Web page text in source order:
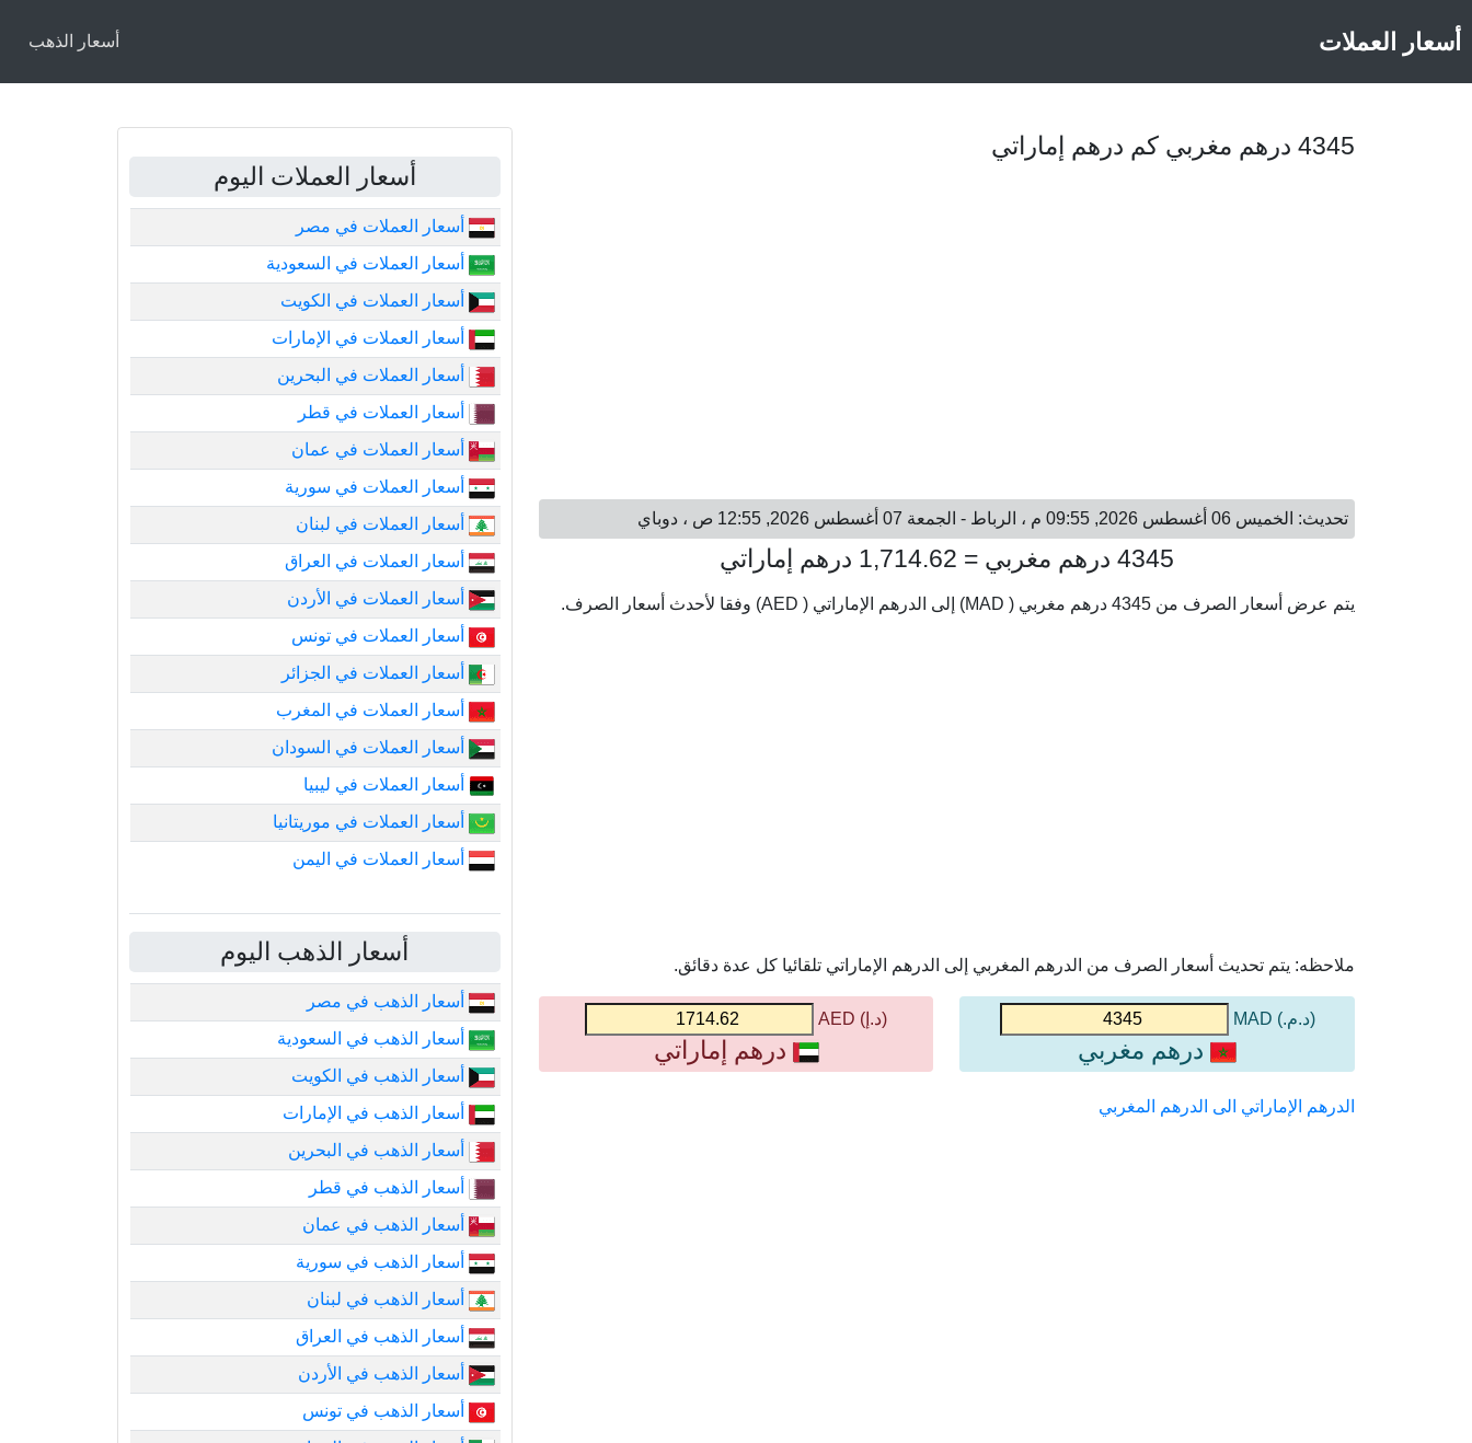
أسعار العملات أسعار الذهب
4345 درهم مغربي كم درهم إماراتي
تحديث: الخميس 06 أغسطس 2026, 09:55 م ، الرباط - الجمعة 07 أغسطس 2026, 12:55 ص ، دوباي
4345 درهم مغربي = 1,714.62 درهم إماراتي
يتم عرض أسعار الصرف من 4345 درهم مغربي ( MAD) إلى الدرهم الإماراتي ( AED) وفقا لأحدث أسعار الصرف.
ملاحظه: يتم تحديث أسعار الصرف من الدرهم المغربي إلى الدرهم الإماراتي تلقائيا كل عدة دقائق.
(د.م.) MAD
درهم مغربي
(د.إ) AED
درهم إماراتي
الدرهم الإماراتي الى الدرهم المغربي
أسعار العملات اليوم
أسعار العملات في مصر
أسعار العملات في السعودية
أسعار العملات في الكويت
أسعار العملات في الإمارات
أسعار العملات في البحرين
أسعار العملات في قطر
أسعار العملات في عمان
أسعار العملات في سورية
أسعار العملات في لبنان
أسعار العملات في العراق
أسعار العملات في الأردن
أسعار العملات في تونس
أسعار العملات في الجزائر
أسعار العملات في المغرب
أسعار العملات في السودان
أسعار العملات في ليبيا
أسعار العملات في موريتانيا
أسعار العملات في اليمن
أسعار الذهب اليوم
أسعار الذهب في مصر
أسعار الذهب في السعودية
أسعار الذهب في الكويت
أسعار الذهب في الإمارات
أسعار الذهب في البحرين
أسعار الذهب في قطر
أسعار الذهب في عمان
أسعار الذهب في سورية
أسعار الذهب في لبنان
أسعار الذهب في العراق
أسعار الذهب في الأردن
أسعار الذهب في تونس